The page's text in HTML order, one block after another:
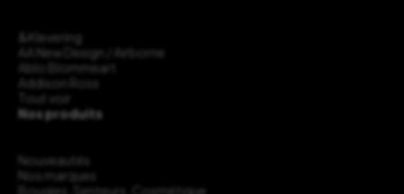
&Klevering
AA New Design / Airborne
Ablo Blommeart
Addison Ross
Tout voir
Nos produits
Nouveautés
Nos marques